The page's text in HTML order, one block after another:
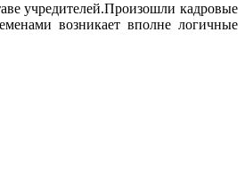
учредителей.Произошли кадровые
возникает вполне логичные